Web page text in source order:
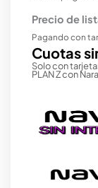
Precio de
Pagando con
Cuotas
Solo con
PLAN Z con